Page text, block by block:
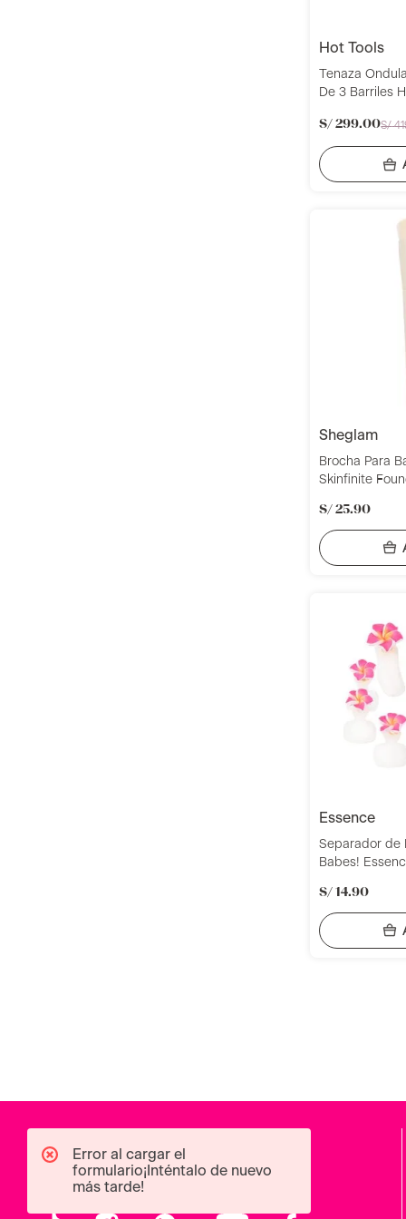
hot tools
Tenaza
De 3 Barriles
S/ 299.00S/
sheglam
Brocha Para
Skinfinite
S/ 25.90
essence
Separador de
Babes!
S/ 14.90
Error al cargar el
formulario¡Inténtalo de nuevo
más tarde!